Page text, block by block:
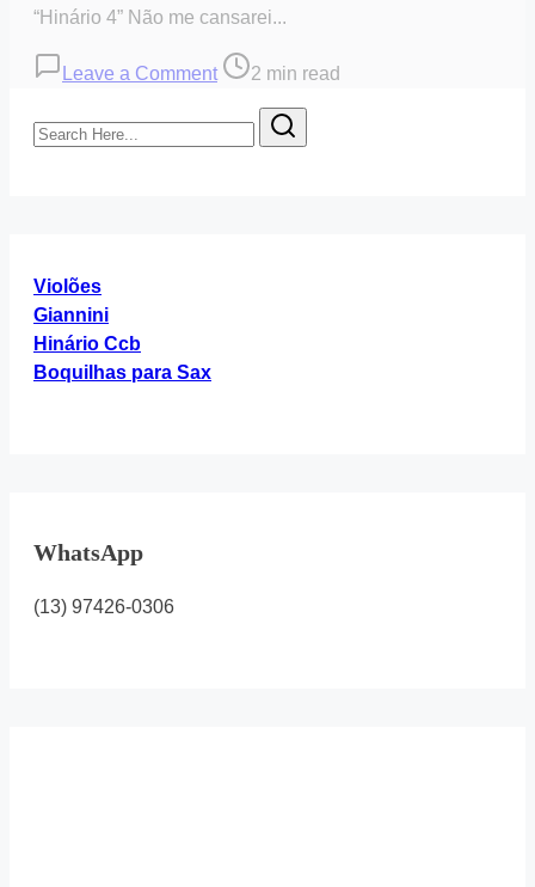
“Hinário 4” Não me cansarei...
Leave a Comment on
Hino
216
Post
time
2 min read
Search
Here...
Violões
Giannini
Hinário Ccb
Boquilhas para Sax
WhatsApp
(13) 97426-0306